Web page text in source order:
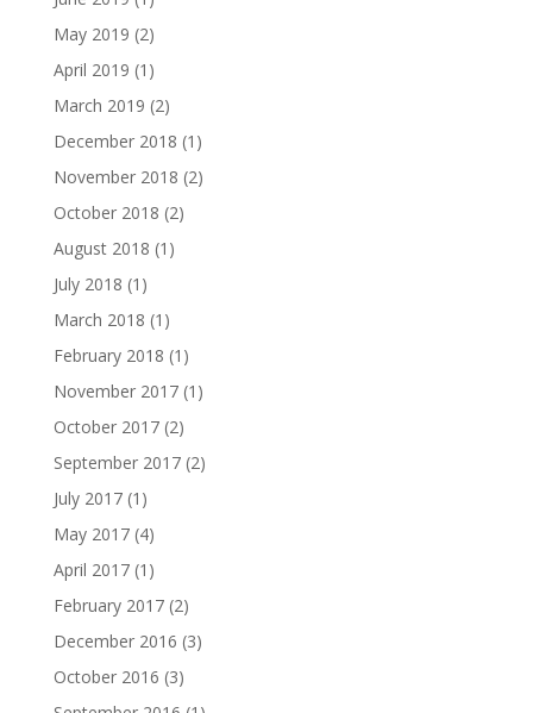
May 2019 (2)
April 2019 (1)
March 2019 (2)
December 2018 (1)
November 2018 (2)
October 2018 (2)
August 2018 (1)
July 2018 (1)
March 2018 (1)
February 2018 (1)
November 2017(1)
October 2017(2)
September 2017(2)
July 2017(1)
May 2017(4)
April 2017(1)
February 2017(2)
December 2016 (3)
October 2016 (3)